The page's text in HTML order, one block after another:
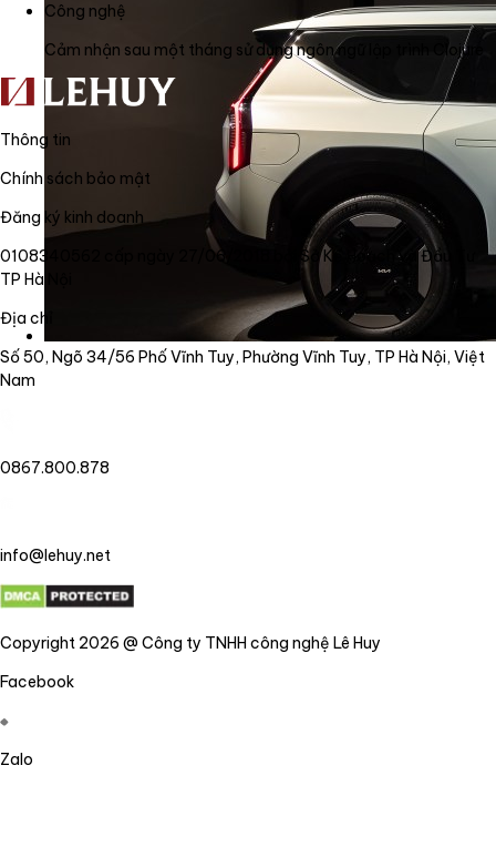
Công nghệ
Cảm nhận sau một tháng sử dụng ngôn ngữ lập trình Clojure
Thông tin
Chính sách bảo mật
Đăng ký kinh doanh
0108340562 cấp ngày 27/06/2018 bởi Sở Kế Hoạch và Đầu Tư
TP Hà Nội
Địa chỉ
Số 50, Ngõ 34/56 Phố Vĩnh Tuy, Phường Vĩnh Tuy, TP Hà Nội, Việt
Nam
0867.800.878
info@lehuy.net
Copyright 2026 @ Công ty TNHH công nghệ Lê Huy
Facebook
Zalo